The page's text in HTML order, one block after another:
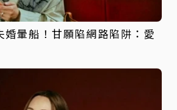
婚暈船！甘願陷網路陷阱：愛